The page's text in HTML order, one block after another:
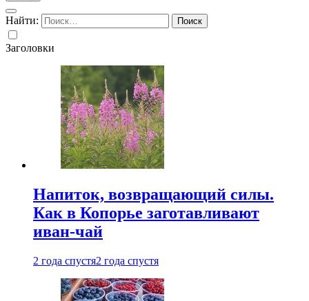
Найти:
Заголовки
Напиток, возвращающий силы.
Как в Копорье заготавливают
иван-чай
2 года спустя2 года спустя